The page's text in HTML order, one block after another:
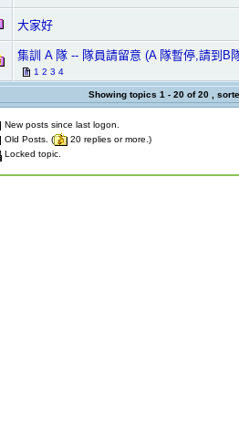
大家好
集訓 A 隊 -- 隊員請留意 (A 隊暫停,請到B
1 2 3 4
Showing topics 1 - 20 of 20 ,
New posts since last logon.
Old Posts. (
20 replies or more.)
Locked topic.